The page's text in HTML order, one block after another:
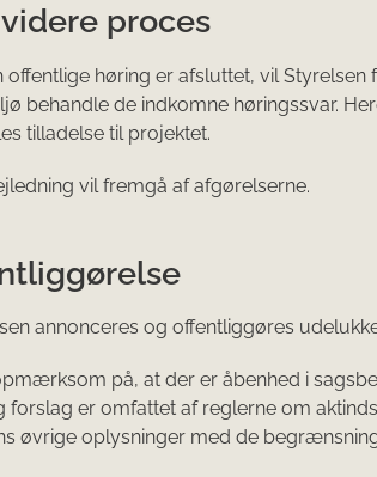
proces
offentlige høring er afsluttet, vil
behandle de indkomne høringssvar.
tilladelse til projektet.
vil fremgå af afgørelserne.
annonceres og offentliggøres
på, at der er åbenhed i
forslag er omfattet af reglerne om
øvrige oplysninger med de